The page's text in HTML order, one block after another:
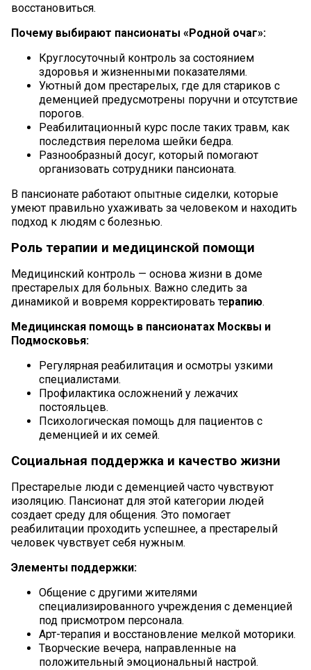
восстановиться.
Почему выбирают пансионаты «Родной очаг»:
Круглосуточный контроль за состоянием
здоровья и жизненными показателями.
Уютный дом престарелых, где для стариков с
деменцией предусмотрены поручни и отсутствие
порогов.
Реабилитационный курс после таких травм, как
последствия перелома шейки бедра.
Разнообразный досуг, который помогают
организовать сотрудники пансионата.
В пансионате работают опытные сиделки, которые
умеют правильно ухаживать за человеком и находить
подход к людям с болезнью.
Роль терапии и медицинской помощи
Медицинский контроль — основа жизни в доме
престарелых для больных. Важно следить за
динамикой и вовремя корректировать терапию.
Медицинская помощь в пансионатах Москвы и
Подмосковья:
Регулярная реабилитация и осмотры узкими
специалистами.
Профилактика осложнений у лежачих
постояльцев.
Психологическая помощь для пациентов с
деменцией и их семей.
Социальная поддержка и качество жизни
Престарелые люди с деменцией часто чувствуют
изоляцию. Пансионат для этой категории людей
создает среду для общения. Это помогает
реабилитации проходить успешнее, а престарелый
человек чувствует себя нужным.
Элементы поддержки:
Общение с другими жителями
специализированного учреждения с деменцией
под присмотром персонала.
Арт-терапия и восстановление мелкой моторики.
Творческие вечера, направленные на
положительный эмоциональный настрой.